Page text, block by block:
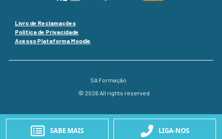
Livro de Reclamações
Política de Privacidade
Acesso Plataforma Moodle
SA Formação
© 2026 All rights reserved
SABE MAIS LIGA-NOS